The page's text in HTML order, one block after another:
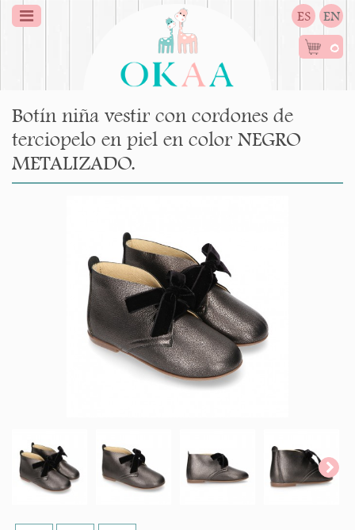
ES EN
0
Botín niña vestir con cordones de
terciopelo en piel en color NEGRO
METALIZADO.